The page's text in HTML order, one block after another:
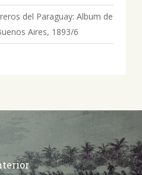
del Paraguay: Album de
Aires, 1893/6